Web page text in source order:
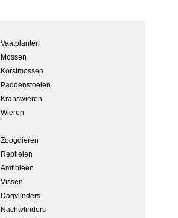
Vaatplanten
Mossen
Korstmossen
Paddenstoelen
Kranswieren
Wieren
Zoogdieren
Reptielen
Amfibieën
Vissen
Dagvlinders
Nachtvlinders